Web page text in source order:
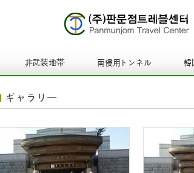
非武装地帯 南侵用トンネル 韓
ギャラリー